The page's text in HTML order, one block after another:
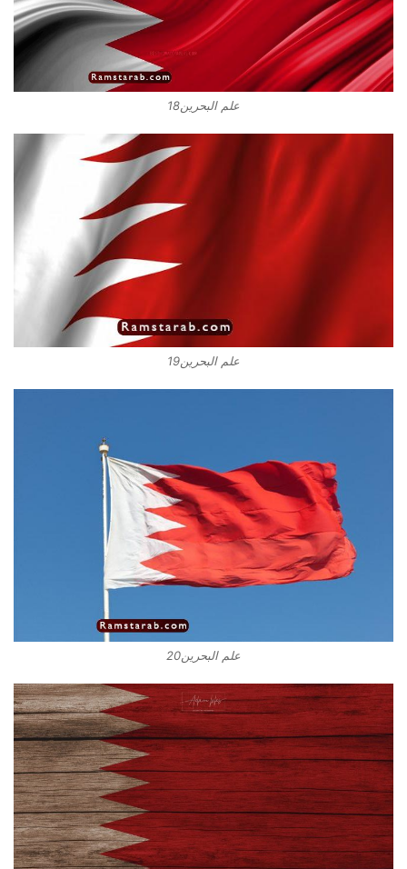
علم البحرين18
علم البحرين19
علم البحرين20